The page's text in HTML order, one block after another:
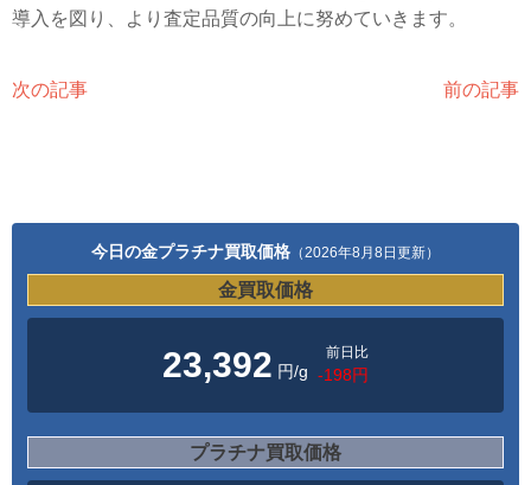
導入を図り、より査定品質の向上に努めていきます。
次の記事 前の記事
今日の金プラチナ買取価格 （2026年8月8日更新）
金買取価格
23,392 円/g
前日比
-198円
プラチナ買取価格